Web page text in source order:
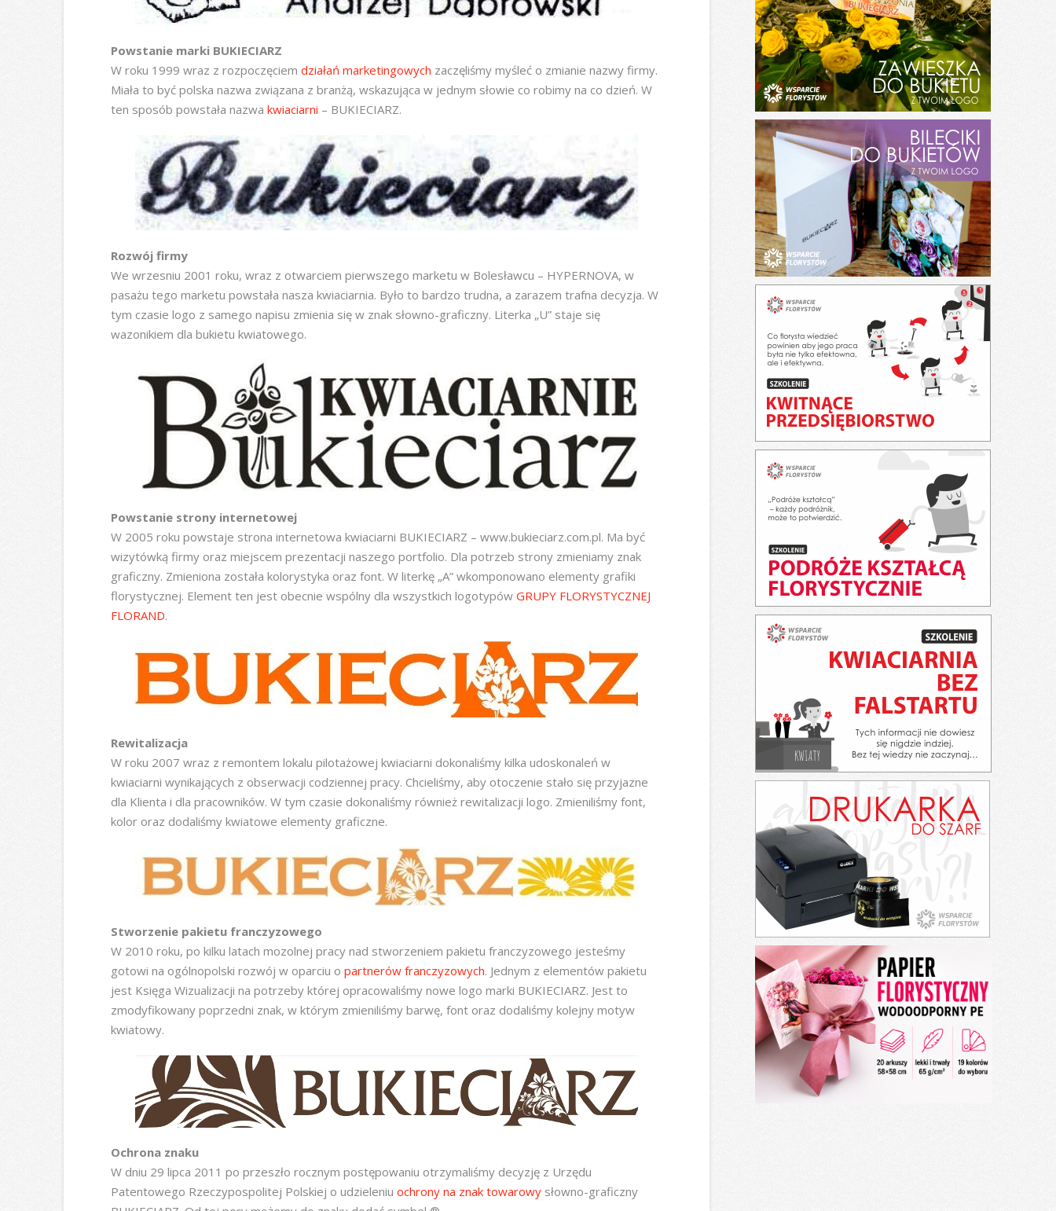
Powstanie marki BUKIECIARZ
W roku 1999 wraz z rozpoczęciem działań marketingowych zaczęliśmy myśleć o zmianie nazwy firmy.
Miała to być polska nazwa związana z branżą, wskazująca w jednym słowie co robimy na co dzień. W
ten sposób powstała nazwa kwiaciarni – BUKIECIARZ.
Rozwój firmy
We wrzesniu 2001 roku, wraz z otwarciem pierwszego marketu w Bolesławcu – HYPERNOVA, w
pasażu tego marketu powstała nasza kwiaciarnia. Było to bardzo trudna, a zarazem trafna decyzja. W
tym czasie logo z samego napisu zmienia się w znak słowno-graficzny. Literka „U” staje się
wazonikiem dla bukietu kwiatowego.
Powstanie strony internetowej
W 2005 roku powstaje strona internetowa kwiaciarni BUKIECIARZ – www.bukieciarz.com.pl. Ma być
wizytówką firmy oraz miejscem prezentacji naszego portfolio. Dla potrzeb strony zmieniamy znak
graficzny. Zmieniona została kolorystyka oraz font. W literkę „A” wkomponowano elementy grafiki
florystycznej. Element ten jest obecnie wspólny dla wszystkich logotypów GRUPY FLORYSTYCZNEJ
FLORAND.
Rewitalizacja
W roku 2007 wraz z remontem lokalu pilotażowej kwiaciarni dokonaliśmy kilka udoskonaleń w
kwiaciarni wynikających z obserwacji codziennej pracy. Chcieliśmy, aby otoczenie stało się przyjazne
dla Klienta i dla pracowników. W tym czasie dokonaliśmy również rewitalizacji logo. Zmieniliśmy font,
kolor oraz dodaliśmy kwiatowe elementy graficzne.
Stworzenie pakietu franczyzowego
W 2010 roku, po kilku latach mozolnej pracy nad stworzeniem pakietu franczyzowego jesteśmy
gotowi na ogólnopolski rozwój w oparciu o partnerów franczyzowych. Jednym z elementów pakietu
jest Księga Wizualizacji na potrzeby której opracowaliśmy nowe logo marki BUKIECIARZ. Jest to
zmodyfikowany poprzedni znak, w którym zmieniliśmy barwę, font oraz dodaliśmy kolejny motyw
kwiatowy.
Ochrona znaku
W dniu 29 lipca 2011 po przeszło rocznym postępowaniu otrzymaliśmy decyzję z Urzędu
Patentowego Rzeczypospolitej Polskiej o udzieleniu ochrony na znak towarowysłowno-graficzny